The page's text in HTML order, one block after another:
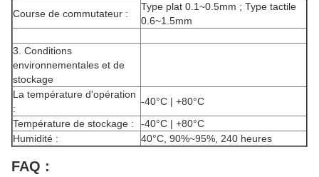
Course de commutateur :
Type plat 0.1~0.5mm ; Type tactile
0.6~1.5mm
3. Conditions
environnementales et de
stockage
La température d'opération
:
-40°C | +80°C
Température de stockage :
-40°C | +80°C
Humidité :
40°C, 90%~95%, 240 heures
FAQ :